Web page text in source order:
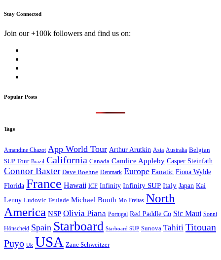
Stay Connected
Join our +100k followers and find us on:
Popular Posts
Tags
Amandine Chazot App World Tour Arthur Arutkin Asia Australia Belgian
SUP Tour Brazil California Canada Candice Appleby Casper Steinfath
Connor Baxter Dave Boehne Denmark Europe Fanatic Fiona Wylde
Florida France Hawaii ICF Infinity Infinity SUP Italy Japan Kai
Lenny Ludovic Teulade Michael Booth Mo Freitas North
America NSP Olivia Piana Portugal Red Paddle Co Sic Maui Sonni
Hönscheid Spain Starboard Starboard SUP Sunova Tahiti Titouan
Puyo Uk USA Zane Schweitzer